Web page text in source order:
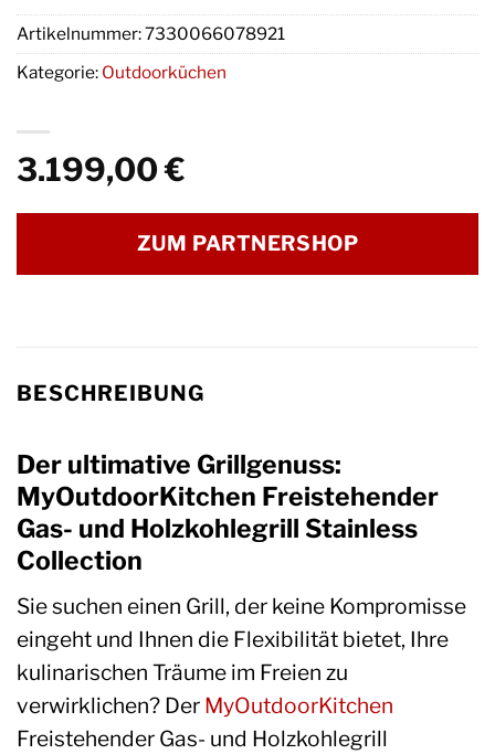
3.199,00€
ZUM PARTNERSHOP
Artikelnummer:7330066078921
Kategorie: Outdoorküchen
BESCHREIBUNG
Der ultimative Grillgenuss:
MyOutdoorKitchen Freistehender
Gas- und Holzkohlegrill Stainless
Collection
Sie suchen einen Grill, der keine Kompromisse
eingeht und Ihnen die Flexibilität bietet, Ihre
kulinarischen Träume im Freien zu
verwirklichen? Der MyOutdoorKitchen
Freistehender Gas- und Holzkohlegrill